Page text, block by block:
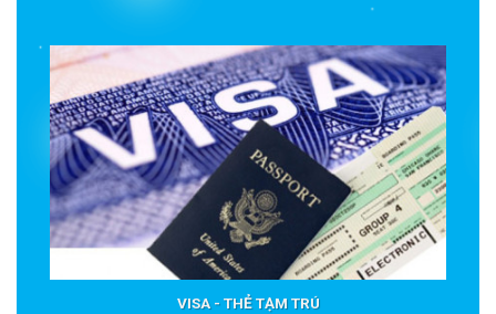
VISA - THẺ TẠM TRÚ